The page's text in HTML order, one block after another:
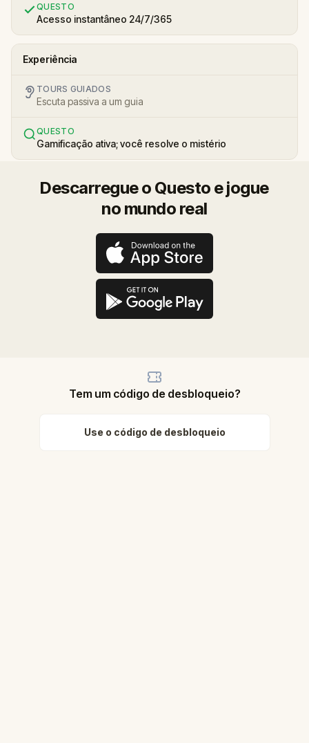
QUESTO
Acesso instantâneo 24/7/365
Experiência
TOURS GUIADOS
Escuta passiva a um guia
QUESTO
Gamificação ativa; você resolve o mistério
Descarregue o Questo e jogue
no mundo real
Tem um código de desbloqueio?
Use o código de desbloqueio